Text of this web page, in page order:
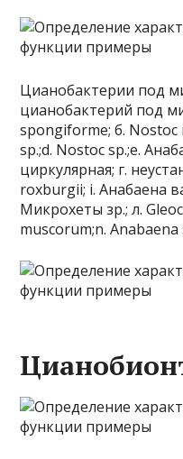
Цианобактерии под
цианобактерий под
spongiforme; б. Nostoc
sp.;d. Nostoc sp.;e.
циркулярная; г.
roxburgii; i. Анабаена
Микрохеты зр.; л.
muscorum;n. Anabaena